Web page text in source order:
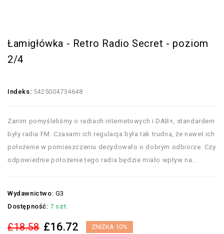
Łamigłówka - Retro Radio Secret - poziom
2/4
Indeks: 5425004734648
Zanim pomyśleliśmy o radiach internetowych i DAB+, standardem
były radia FM. Czasami ich regulacja była tak trudna, że nawet ich
położenie w pomieszczeniu decydowało o dobrym odbiorze. Czy
odpowiednie położenie tego radia będzie miało wpływ na...
Wydawnictwo: G3
Dostępność: 7 szt.
£18.58 £16.72 ZNIŻKA 10%